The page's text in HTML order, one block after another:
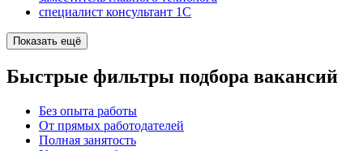
специалист консультант 1С
Показать ещё
Быстрые фильтры подбора вакансий
Без опыта работы
От прямых работодателей
Полная занятость